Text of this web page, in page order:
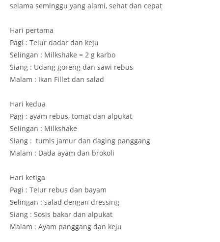
selama seminggu yang alami, sehat dan cepat
Hari pertama
Pagi : Telur dadar dan keju
Selingan : Milkshake = 2 g karbo
Siang : Udang goreng dan sawi rebus
Malam : Ikan Fillet dan salad
Hari kedua
Pagi : ayam rebus, tomat dan alpukat
Selingan : Milkshake
Siang : tumis jamur dan daging panggang
Malam : Dada ayam dan brokoli
Hari ketiga
Pagi : Telur rebus dan bayam
Selingan : salad dengan dressing
Siang : Sosis bakar dan alpukat
Malam : Ayam panggang dan keju